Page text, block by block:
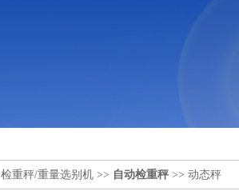
检重秤/重量选别机 >> 自动检重秤 >> 动态秤